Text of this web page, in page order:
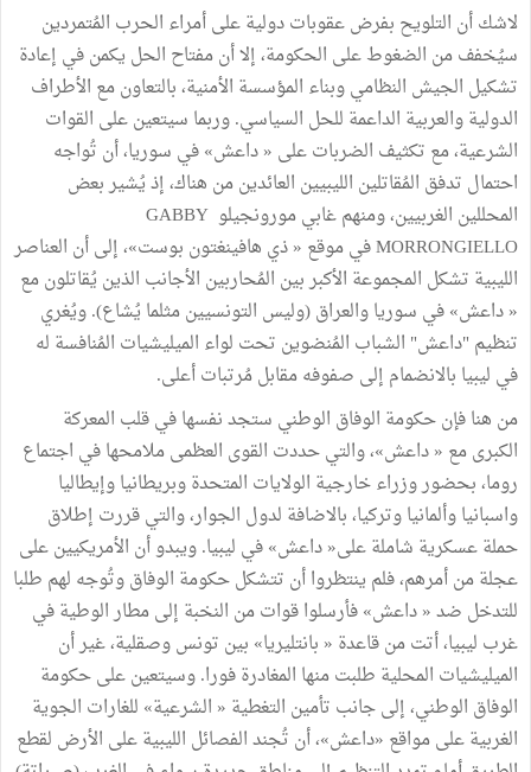
لاشك أن التلويح بفرض عقوبات دولية على أمراء الحرب المُتمردين
سيُخفف من الضغوط على الحكومة، إلا أن مفتاح الحل يكمن في إعادة
تشكيل الجيش النظامي وبناء المؤسسة الأمنية، بالتعاون مع الأطراف
الدولية والعربية الداعمة للحل السياسي. وربما سيتعين على القوات
الشرعية، مع تكثيف الضربات على « داعش» في سوريا، أن تُواجه
احتمال تدفق المُقاتلين الليبيين العائدين من هناك، إذ يُشير بعض
المحللين الغربيين، ومنهم غابي مورونجيلو GABBY
MORRONGIELLO في موقع « ذي هافينغتون بوست»، إلى أن العناصر
الليبية تشكل المجموعة الأكبر بين المُحاربين الأجانب الذين يُقاتلون مع
« داعش» في سوريا والعراق (وليس التونسيين مثلما يُشاع). ويُغري
تنظيم "داعش" الشباب المُنضوين تحت لواء الميليشيات المُنافسة له
في ليبيا بالانضمام إلى صفوفه مقابل مُرتبات أعلى.
من هنا فإن حكومة الوفاق الوطني ستجد نفسها في قلب المعركة
الكبرى مع « داعش»، والتي حددت القوى العظمى ملامحها في اجتماع
روما، بحضور وزراء خارجية الولايات المتحدة وبريطانيا وإيطاليا
واسبانيا وألمانيا وتركيا، بالاضافة لدول الجوار، والتي قررت إطلاق
حملة عسكرية شاملة على« داعش» في ليبيا. ويبدو أن الأمريكيين على
عجلة من أمرهم، فلم ينتظروا أن تتشكل حكومة الوفاق وتُوجه لهم طلبا
للتدخل ضد « داعش» فأرسلوا قوات من النخبة إلى مطار الوطية في
غرب ليبيا، أتت من قاعدة « بانتليريا» بين تونس وصقلية، غير أن
الميليشيات المحلية طلبت منها المغادرة فورا. وسيتعين على حكومة
الوفاق الوطني، إلى جانب تأمين التغطية « الشرعية» للغارات الجوية
الغربية على مواقع «داعش»، أن تُجند الفصائل الليبية على الأرض لقطع